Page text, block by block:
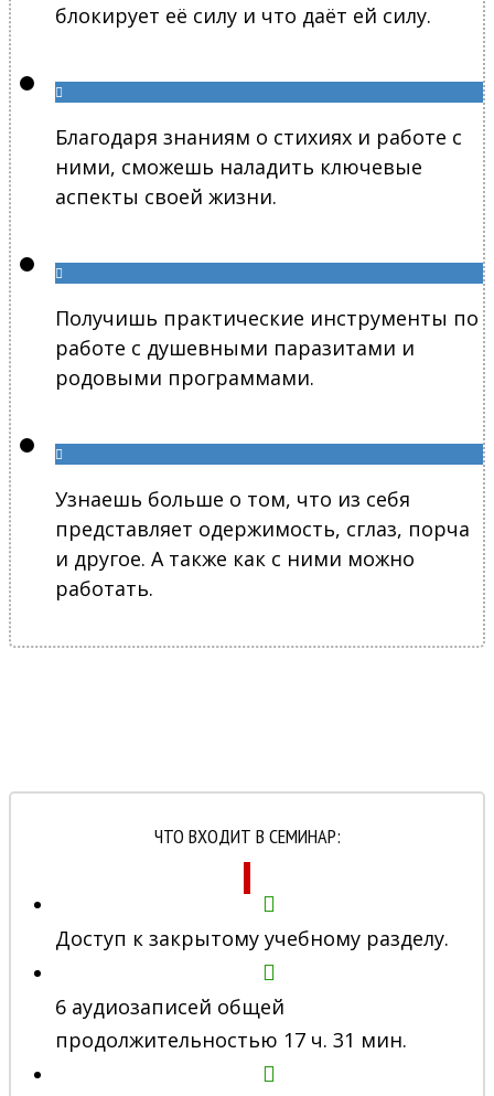
блокирует её силу и что даёт ей силу.
Благодаря знаниям о стихиях и работе с
ними, сможешь наладить ключевые
аспекты своей жизни.
Получишь практические инструменты по
работе с душевными паразитами и
родовыми программами.
Узнаешь больше о том, что из себя
представляет одержимость, сглаз, порча
и другое. А также как с ними можно
работать.
ЧТО ВХОДИТ В СЕМИНАР:
Доступ к закрытому учебному разделу.
6 аудиозаписей общей
продолжительностью 17 ч. 31 мин.